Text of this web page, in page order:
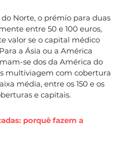
Norte, o prémio para duas
entre 50 e 100 euros,
valor se o capital médico
a Ásia ou a América
se dos da América do
multiviagem com cobertura
média, entre os 150 e os
e capitais.
porquê fazem a